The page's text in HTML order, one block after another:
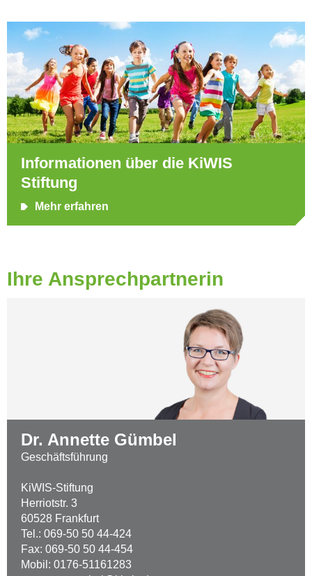
Informationen über die KiWIS
Stiftung
Mehr erfahren
Ihre Ansprechpartnerin
Dr. Annette Gümbel
Geschäftsführung
KiWIS-Stiftung
Herriotstr. 3
60528 Frankfurt
Tel.: 069-50 50 44-424
Fax: 069-50 50 44-454
Mobil: 0176-51161283